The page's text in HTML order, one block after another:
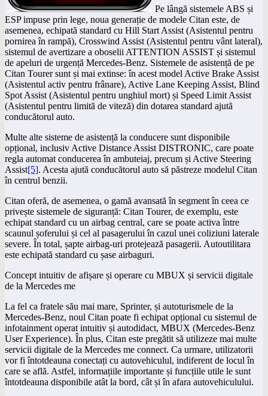
Pe lângă sistemele ABS și
ESP impuse prin lege, noua generație de modele Citan este, de
asemenea, echipată standard cu Hill Start Assist (Asistentul pentru
pornirea în rampă), Crosswind Assist (Asistentul pentru vânt lateral),
sistemul de avertizare a oboselii ATTENTION ASSIST și sistemul
de apeluri de urgență Mercedes-Benz. Sistemele de asistență de pe
Citan Tourer sunt și mai extinse: în acest model Active Brake Assist
(Asistentul activ pentru frânare), Active Lane Keeping Assist, Blind
Spot Assist (Asistentul pentru unghiul mort) și Speed Limit Assist
(Asistentul pentru limită de viteză) din dotarea standard ajută
conducătorul auto.
Multe alte sisteme de asistență la conducere sunt disponibile
opțional, inclusiv Active Distance Assist DISTRONIC, care poate
regla automat conducerea în ambuteiaj, precum și Active Steering
Assist[5]. Acesta ajută conducătorul auto să păstreze modelul Citan
în centrul benzii.
Citan oferă, de asemenea, o gamă avansată în segment în ceea ce
privește sistemele de siguranță: Citan Tourer, de exemplu, este
echipat standard cu un airbag central, care se poate activa între
scaunul șoferului și cel al pasagerului în cazul unei coliziuni laterale
severe. În total, șapte airbag-uri protejează pasagerii. Autoutilitara
este echipată standard cu șase airbaguri.
Concept intuitiv de afișare și operare cu MBUX și servicii digitale
de la Mercedes me
La fel ca fratele său mai mare, Sprinter, și autoturismele de la
Mercedes-Benz, noul Citan poate fi echipat opțional cu sistemul de
infotainment operat intuitiv și autodidact, MBUX (Mercedes-Benz
User Experience). În plus, Citan este pregătit să utilizeze mai multe
servicii digitale de la Mercedes me connect. Ca urmare, utilizatorii
vor fi întotdeauna conectați cu autovehiculul, indiferent de locul în
care se află. Astfel, informațiile importante și funcțiile utile le sunt
întotdeauna disponibile atât la bord, cât și în afara autovehiculului.